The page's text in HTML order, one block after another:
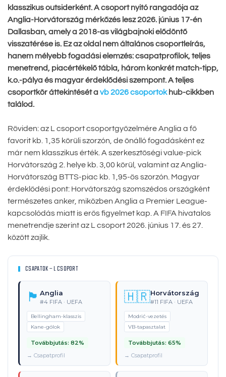
klasszikus outsiderként. A csoport nyitó rangadója az
Anglia-Horvátország mérkőzés lesz 2026. június 17-én
Dallasban, amely a 2018-as világbajnoki elődöntő
visszatérése is. Ez az oldal nem általános csoportleírás,
hanem mélyebb fogadási elemzés: csapatprofilok, teljes
menetrend, piacértékelő tábla, három konkrét match-tipp,
k.o.-pálya és magyar érdeklődési szempont. A teljes
csoportkör áttekintését avb 2026 csoportokhub-cikkben
találod.
Röviden: az L csoport csoportgyőzelmére Anglia a fő
favorit kb. 1,35 körüli szorzón, de önálló fogadásként ez
már nem klasszikus érték. A szerkesztőségi value-pick
Horvátország 2. helye kb. 3,00 körül, valamint az Anglia-
Horvátország BTTS-piac kb. 1,95-ös szorzón. Magyar
érdeklődési pont: Horvátország szomszédos országként
természetes anker, miközben Anglia a Premier League-
kapcsolódás miatt is erős figyelmet kap. A FIFA hivatalos
menetrendje szerint az L csoport 2026. június 17. és 27.
között zajlik.
CSAPATOK – L CSOPORT
🏴󠁧󠁢󠁥󠁮󠁧󠁿 Anglia
#4 FIFA · UEFA
Bellingham-klasszis
Kane-gólok
Továbbjutás: 82%
→ Csapatprofil
🇭🇷Horvátország
#11 FIFA · UEFA
Modrić-vezetés
VB-tapasztalat
Továbbjutás: 65%
→ Csapatprofil